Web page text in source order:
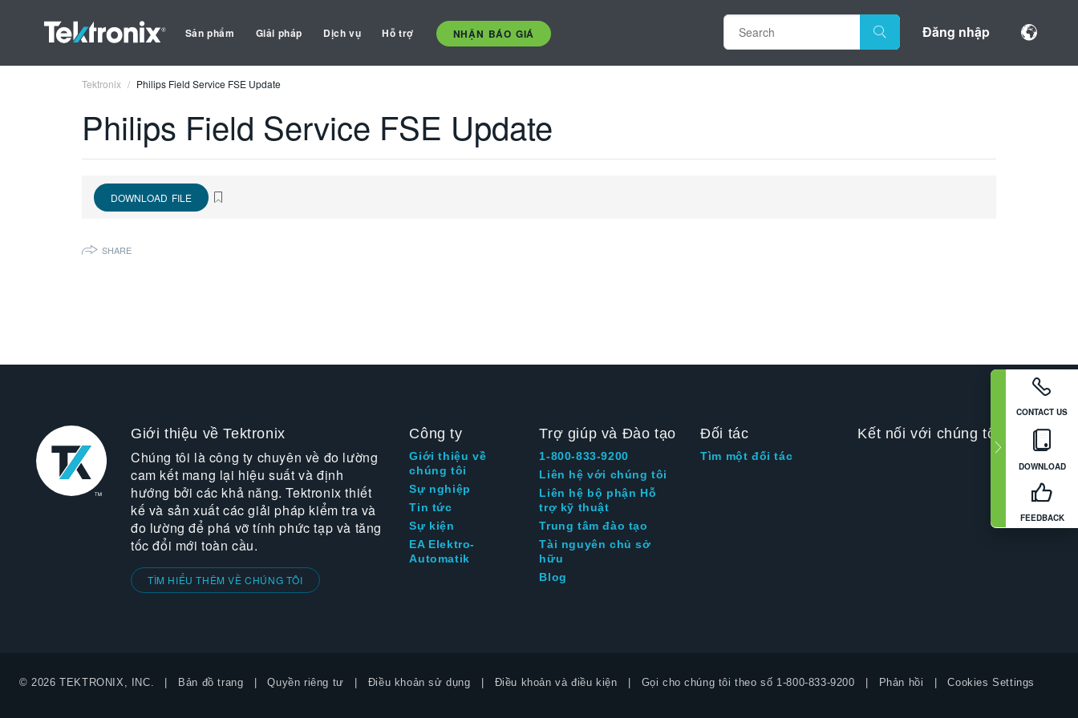
Sản phẩm Giải pháp Dịch vụ Hỗ trợ NHẬN BÁO GIÁ Đăng nhập
CONTACT US
DOWNLOAD
FEEDBACK
Tektronix Philips Field Service FSE Update
Philips Field Service FSE Update
DOWNLOAD FILE
SHARE
Giới thiệu về Tektronix
Chúng tôi là công ty chuyên về đo lường
cam kết mang lại hiệu suất và định
hướng bởi các khả năng. Tektronix thiết
kế và sản xuất các giải pháp kiểm tra và
đo lường để phá vỡ tính phức tạp và tăng
tốc đổi mới toàn cầu.
TÌM HIỂU THÊM VỀ CHÚNG TÔI
Công ty
Giới thiệu về
chúng tôi
Sự nghiệp
Tin tức
Sự kiện
EA Elektro-
Automatik
Trợ giúp và Đào tạo
1-800-833-9200
Liên hệ với chúng tôi
Liên hệ bộ phận Hỗ
trợ kỹ thuật
Trung tâm đào tạo
Tài nguyên chủ sở
hữu
Blog
Đối tác
Tìm một đối tác
Kết nối với chúng tôi
© 2026 TEKTRONIX, INC. Bản đồ trang Quyền riêng tư Điều khoản sử dụng Điều khoản và điều kiện Gọi cho chúng tôi theo số 1-800-833-9200 Phản hồi Cookies Settings